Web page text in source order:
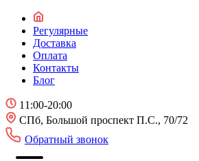
Регулярные
Доставка
Оплата
Контакты
Блог
11:00-20:00
СПб, Большой проспект П.С., 70/72
Обратный звонок